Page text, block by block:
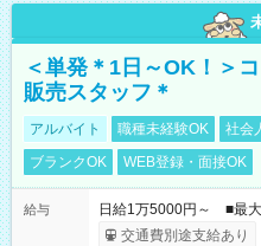
＜単発＊1日～OK！＞
販売スタッフ＊
アルバイト 職種未経験OK 社会
ブランクOK
WEB登録・面接OK
給与
日給1万5000円～ ■最大
交通費別途支給あり